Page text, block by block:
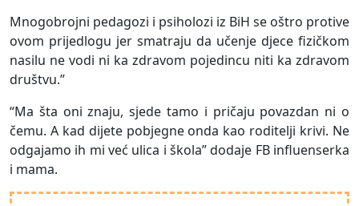
Mnogobrojni pedagozi i psiholozi iz BiH se oštro protive
ovom prijedlogu jer smatraju da učenje djece fizičkom
nasilu ne vodi ni ka zdravom pojedincu niti ka zdravom
društvu.”
“Ma šta oni znaju, sjede tamo i pričaju povazdan ni o
čemu. A kad dijete pobjegne onda kao roditelji krivi. Ne
odgajamo ih mi već ulica i škola” dodaje FB influenserka
i mama.